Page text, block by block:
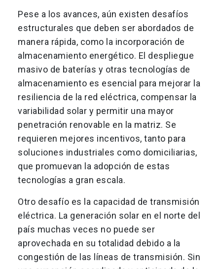
Pese a los avances, aún existen desafíos
estructurales que deben ser abordados de
manera rápida, como la incorporación de
almacenamiento energético. El despliegue
masivo de baterías y otras tecnologías de
almacenamiento es esencial para mejorar la
resiliencia de la red eléctrica, compensar la
variabilidad solar y permitir una mayor
penetración renovable en la matriz. Se
requieren mejores incentivos, tanto para
soluciones industriales como domiciliarias,
que promuevan la adopción de estas
tecnologías a gran escala.
Otro desafío es la capacidad de transmisión
eléctrica. La generación solar en el norte del
país muchas veces no puede ser
aprovechada en su totalidad debido a la
congestión de las líneas de transmisión. Sin